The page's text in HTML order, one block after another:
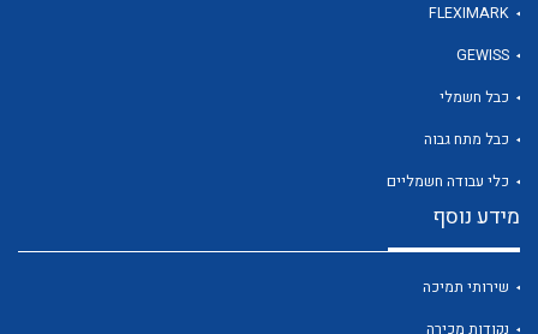
FLEXIMARK
GEWISS
כבל חשמלי
כבל מתח גבוה
כלי עבודה חשמליים
מידע נוסף
שירותי תמיכה
נקודות מכירה